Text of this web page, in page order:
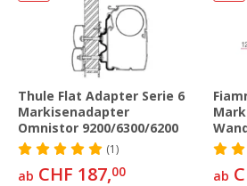
Thule Flat Adapter Serie 6
Markisenadapter
Omnistor 9200/6300/6200
(1)
ab CHF 187,00
ab